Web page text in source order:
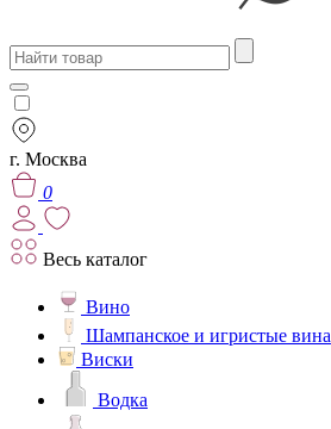
г. Москва
0
Весь каталог
Вино
Шампанское и игристые вина
Виски
Водка